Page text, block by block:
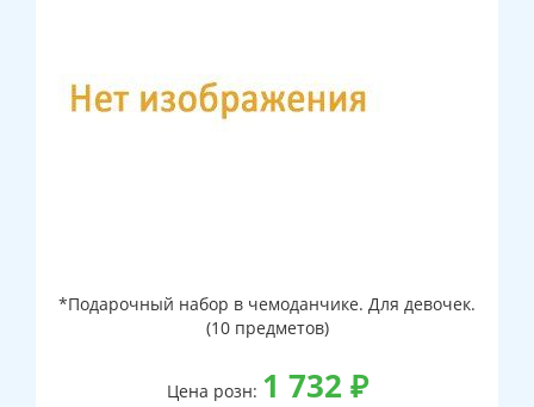
*Подарочный набор в чемоданчике. Для девочек.
(10 предметов)
Цена розн: 1 732 ₽